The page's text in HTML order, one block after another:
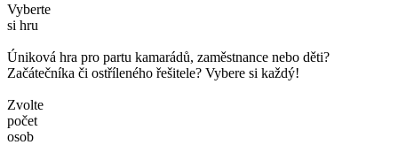
Vyberte
si hru
Úniková hra pro partu kamarádů, zaměstnance nebo děti?
Začátečníka či ostříleného řešitele? Vybere si každý!
Zvolte
počet
osob